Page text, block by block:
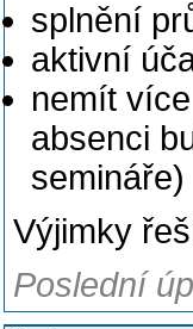
splnění
aktivní
nemít
absenci
semináře)
Výjimky
Poslední